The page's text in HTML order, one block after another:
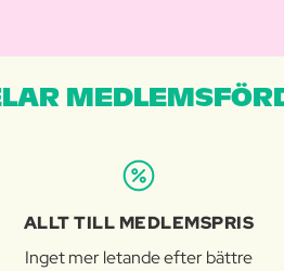
ALLT TILL MEDLEMSPRIS
Inget mer letande efter bättre